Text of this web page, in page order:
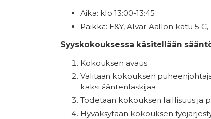
Aika: klo 13:00-13:45
Paikka: E&Y, Alvar Aallon katu 5
Syyskokouksessa käsitellään
Kokouksen avaus
Valitaan kokouksen
kaksi ääntenlaskijaa
Todetaan kokouksen laillisuus ja
Hyväksytään kokouksen